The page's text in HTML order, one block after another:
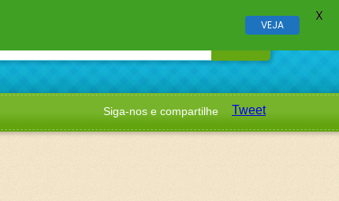
Siga-nos e compartilhe Tweet
VEJA
X